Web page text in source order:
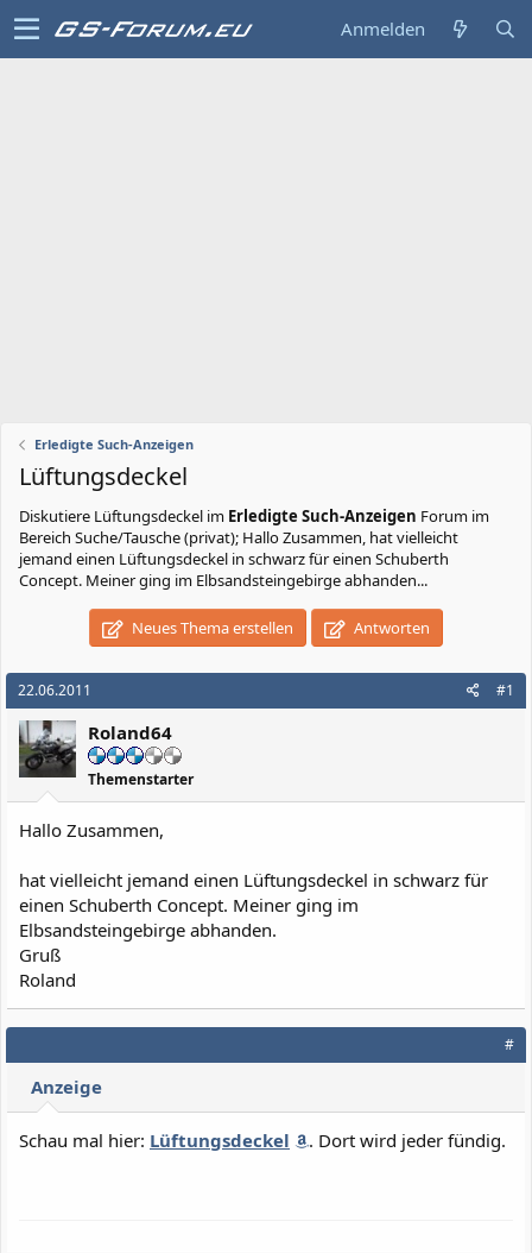
Anmelden
Erledigte Such-Anzeigen
Lüftungsdeckel
Diskutiere Lüftungsdeckel im Erledigte Such-Anzeigen Forum im
Bereich Suche/Tausche (privat); Hallo Zusammen, hat vielleicht
jemand einen Lüftungsdeckel in schwarz für einen Schuberth
Concept. Meiner ging im Elbsandsteingebirge abhanden...
Neues Thema erstellen Antworten
22.06.2011 #1
Roland64
Themenstarter
Hallo Zusammen,
hat vielleicht jemand einen Lüftungsdeckel in schwarz für
einen Schuberth Concept. Meiner ging im
Elbsandsteingebirge abhanden.
Gruß
Roland
#
Anzeige
Schau mal hier: Lüftungsdeckel . Dort wird jeder fündig.